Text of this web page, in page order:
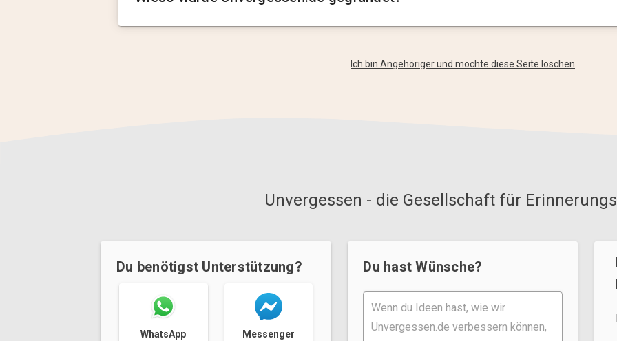
Ich bin Angehöriger und möchte diese Seite löschen
Unvergessen - die Gesellschaft für
Du benötigst Unterstützung?
WhatsApp Messenger
Du hast Wünsche?